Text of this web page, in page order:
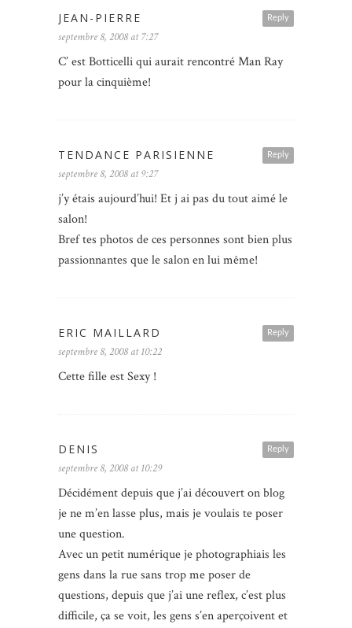
Reply
JEAN-PIERRE
septembre 8, 2008 at 7:27
C’ est Botticelli qui aurait rencontré Man Ray
pour la cinquième!
Reply
TENDANCE PARISIENNE
septembre 8, 2008 at 9:27
j’y étais aujourd’hui! Et j ai pas du tout aimé le
salon!
Bref tes photos de ces personnes sont bien plus
passionnantes que le salon en lui même!
Reply
ERIC MAILLARD
septembre 8, 2008 at 10:22
Cette fille est Sexy !
Reply
DENIS
septembre 8, 2008 at 10:29
Décidément depuis que j’ai découvert on blog
je ne m’en lasse plus, mais je voulais te poser
une question.
Avec un petit numérique je photographiais les
gens dans la rue sans trop me poser de
questions, depuis que j’ai une reflex, c’est plus
difficile, ça se voit, les gens s’en aperçoivent et